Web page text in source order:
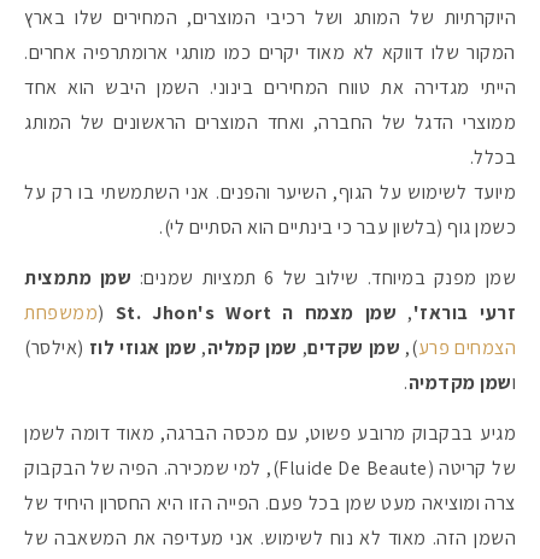
היוקרתיות של המותג ושל רכיבי המוצרים, המחירים שלו בארץ
המקור שלו דווקא לא מאוד יקרים כמו מותגי ארומתרפיה אחרים.
הייתי מגדירה את טווח המחירים בינוני. השמן היבש הוא אחד
ממוצרי הדגל של החברה, ואחד המוצרים הראשונים של המותג
בכלל.
מיועד לשימוש על הגוף, השיער והפנים. אני השתמשתי בו רק על
כשמן גוף (בלשון עבר כי בינתיים הוא הסתיים לי).
שמן מפנק במיוחד. שילוב של 6 תמציות שמנים:
שמן מתמצית
זרעי בוראז', שמן מצמח ה St. Jhon's Wort (ממשפחת
הצמחים פרע), שמן שקדים, שמן קמליה, שמן אגוזי לוז (אילסר)
ושמן מקדמיה.
מגיע בבקבוק מרובע פשוט, עם מכסה הברגה, מאוד דומה לשמן
של קריטה (Fluide De Beaute), למי שמכירה. הפיה של הבקבוק
צרה ומוציאה מעט שמן בכל פעם. הפייה הזו היא החסרון היחיד של
השמן הזה. מאוד לא נוח לשימוש. אני מעדיפה את המשאבה של